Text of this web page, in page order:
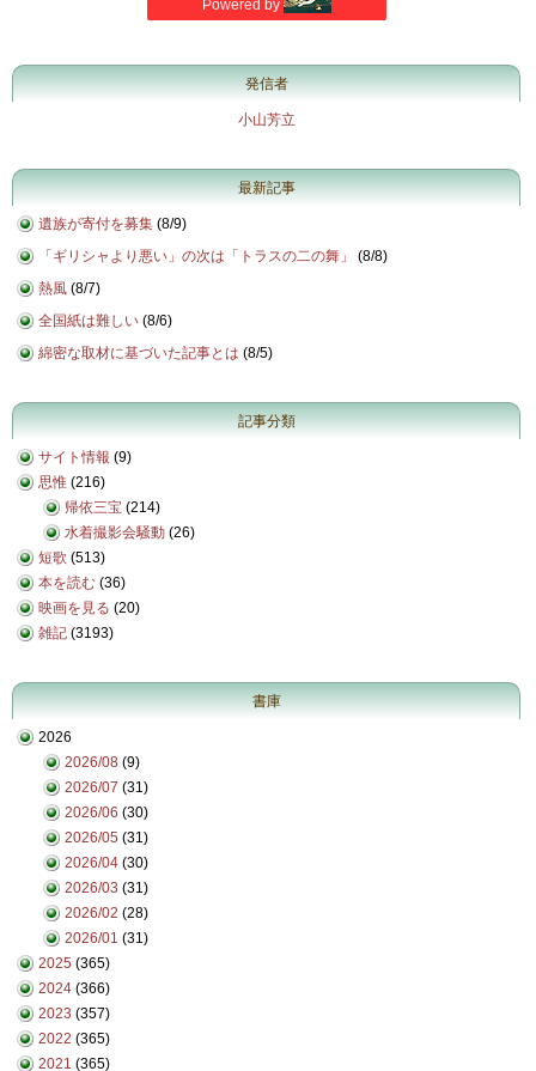
発信者
小山芳立
最新記事
遺族が寄付を募集 (8/9)
「ギリシャより悪い」の次は「トラスの二の舞」
(8/8)
熱風 (8/7)
全国紙は難しい (8/6)
綿密な取材に基づいた記事とは (8/5)
記事分類
サイト情報 (9)
思惟 (216)
帰依三宝 (214)
水着撮影会騒動 (26)
短歌 (513)
本を読む (36)
映画を見る (20)
雑記 (3193)
書庫
2026
2026/08 (9)
2026/07 (31)
2026/06 (30)
2026/05 (31)
2026/04 (30)
2026/03 (31)
2026/02 (28)
2026/01 (31)
2025 (365)
2024 (366)
2023 (357)
2022 (365)
2021 (365)